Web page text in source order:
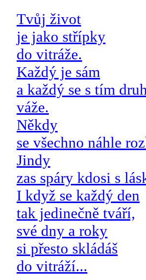
Tvůj život
je jako střípky
do vitráže.
Každý je sám
a každý se s tím
váže.
Někdy
se všechno náhle
Jindy
zas spáry kdosi s
I když se každý den
tak jedinečně tváří,
své dny a roky
si přesto skládáš
do vitráží...